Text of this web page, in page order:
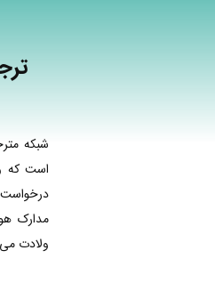
شبکه
است که
مدارک
ولادت